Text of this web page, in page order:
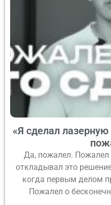
«Я сделал
Да, пожалел.
откладывал это
когда первым делом
Пожалел о